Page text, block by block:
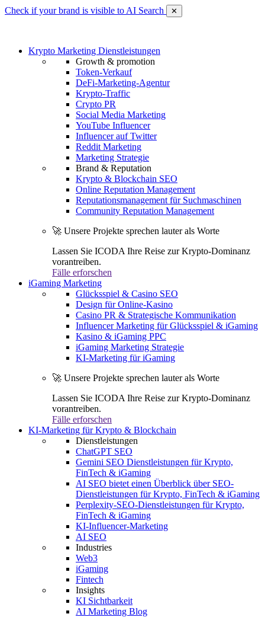
Check if your brand is visible to AI Search ✕
Krypto Marketing Dienstleistungen
Growth & promotion
Token-Verkauf
DeFi-Marketing-Agentur
Krypto-Traffic
Crypto PR
Social Media Marketing
YouTube Influencer
Influencer auf Twitter
Reddit Marketing
Marketing Strategie
Brand & Reputation
Krypto & Blockchain SEO
Online Reputation Management
Reputationsmanagement für Suchmaschinen
Community Reputation Management
🚀 Unsere Projekte sprechen lauter als Worte
Lassen Sie ICODA Ihre Reise zur Krypto-Dominanz
vorantreiben.
Fälle erforschen
iGaming Marketing
Glücksspiel & Casino SEO
Design für Online-Kasino
Casino PR & Strategische Kommunikation
Influencer Marketing für Glücksspiel & iGaming
Kasino & iGaming PPC
iGaming Marketing Strategie
KI-Marketing für iGaming
🚀 Unsere Projekte sprechen lauter als Worte
Lassen Sie ICODA Ihre Reise zur Krypto-Dominanz
vorantreiben.
Fälle erforschen
KI-Marketing für Krypto & Blockchain
Dienstleistungen
ChatGPT SEO
Gemini SEO Dienstleistungen für Krypto,
FinTech & iGaming
AI SEO bietet einen Überblick über SEO-
Dienstleistungen für Krypto, FinTech & iGaming
Perplexity-SEO-Dienstleistungen für Krypto,
FinTech & iGaming
KI-Influencer-Marketing
AI SEO
Industries
Web3
iGaming
Fintech
Insights
KI Sichtbarkeit
AI Marketing Blog